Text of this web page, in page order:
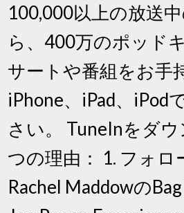
100,000以上の放送
ら、400万のポッド
サートや番組をお手
iPhone、iPad、iPod
さい。 TuneInをダ
つの理由： 1. フォロ
Rachel Maddowの